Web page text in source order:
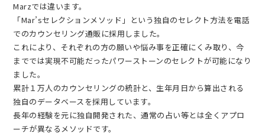
Marzでは違います。
「Mar’sセレクションメソッド」という独自のセレクト方法を電話
でのカウンセリング通販に採用しました。
これにより、それぞれの方の願いや悩み事を正確にくみ取り、今
まででは実現不可能だったパワーストーンのセレクトが可能になり
ました。
累計１万人のカウンセリングの統計と、生年月日から算出される
独自のデータベースを採用しています。
長年の経験を元に独自開発された、通常の占い等とは全くアプロ
ーチが異なるメソッドです。